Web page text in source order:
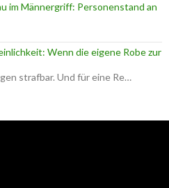
im Männergriff: Personenstand an
Wenn die eigene Robe zur
strafbar. Und für eine Re…